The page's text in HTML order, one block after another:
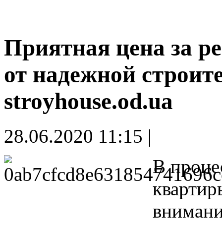
Приятная цена за
от надежной
stroyhouse.od.ua
28.06.2020 11:15 |
В